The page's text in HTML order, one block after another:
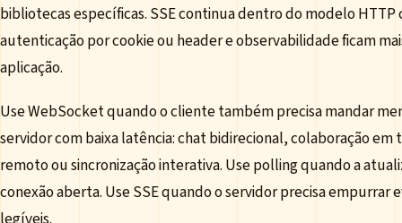
bibliotecas específicas. SSE continua dentro do modelo HTTP
autenticação por cookie ou header e observabilidade ficam
aplicação.
Use WebSocket quando o cliente também precisa mandar
servidor com baixa latência: chat bidirecional, colaboração
remoto ou sincronização interativa. Use polling quando a
conexão aberta. Use SSE quando o servidor precisa empurrar